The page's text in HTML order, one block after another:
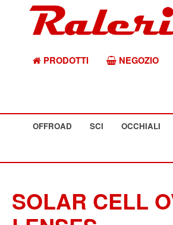
PRODOTTI NEGOZIO
OFFROAD SCI OCCHIALI
SOLAR CELL